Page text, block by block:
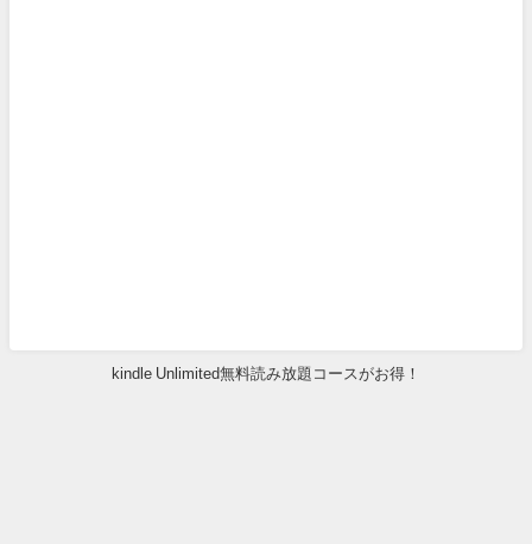
kindle Unlimited無料読み放題コースがお得！